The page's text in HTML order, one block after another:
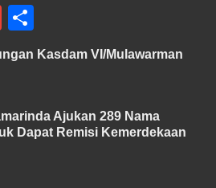
G
ail
h
ar
Kasdam VI/Mulawarman
Ajukan 289 Nama
Dapat Remisi Kemerdekaan